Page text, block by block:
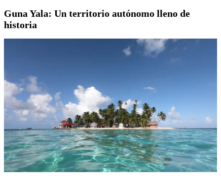
Guna Yala: Un territorio autónomo lleno de
historia